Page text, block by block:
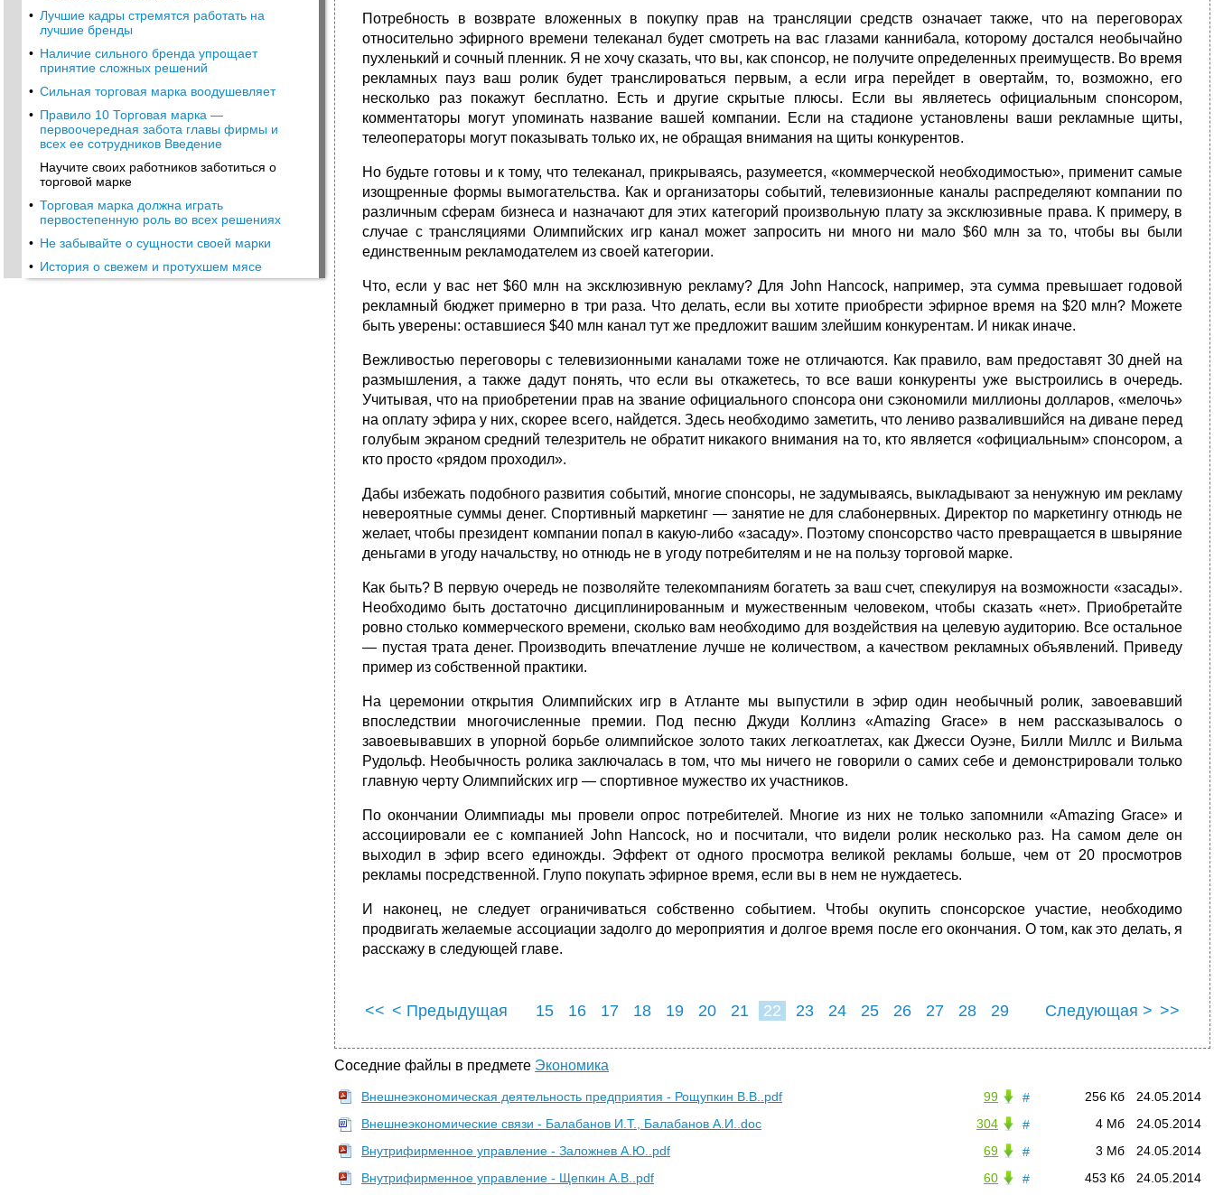
• Лучшие кадры стремятся работать на
лучшие бренды
• Наличие сильного бренда упрощает
принятие сложных решений
• Сильная торговая марка воодушевляет
• Правило 10 Торговая марка —
первоочередная забота главы фирмы и
всех ее сотрудников Введение
Научите своих работников заботиться о
торговой марке
• Торговая марка должна играть
первостепенную роль во всех решениях
• Не забывайте о сущности своей марки
• История о свежем и протухшем мясе
Потребность в возврате вложенных в покупку прав на трансляции средств означает также, что на переговорах
относительно эфирного времени телеканал будет смотреть на вас глазами каннибала, которому достался необычайно
пухленький и сочный пленник. Я не хочу сказать, что вы, как спонсор, не получите определенных преимуществ. Во время
рекламных пауз ваш ролик будет транслироваться первым, а если игра перейдет в овертайм, то, возможно, его
несколько раз покажут бесплатно. Есть и другие скрытые плюсы. Если вы являетесь официальным спонсором,
комментаторы могут упоминать название вашей компании. Если на стадионе установлены ваши рекламные щиты,
телеоператоры могут показывать только их, не обращая внимания на щиты конкурентов.
Но будьте готовы и к тому, что телеканал, прикрываясь, разумеется, «коммерческой необходимостью», применит самые
изощренные формы вымогательства. Как и организаторы событий, телевизионные каналы распределяют компании по
различным сферам бизнеса и назначают для этих категорий произвольную плату за эксклюзивные права. К примеру, в
случае с трансляциями Олимпийских игр канал может запросить ни много ни мало $60 млн за то, чтобы вы были
единственным рекламодателем из своей категории.
Что, если у вас нет $60 млн на эксклюзивную рекламу? Для John Hancock, например, эта сумма превышает годовой
рекламный бюджет примерно в три раза. Что делать, если вы хотите приобрести эфирное время на $20 млн? Можете
быть уверены: оставшиеся $40 млн канал тут же предложит вашим злейшим конкурентам. И никак иначе.
Вежливостью переговоры с телевизионными каналами тоже не отличаются. Как правило, вам предоставят 30 дней на
размышления, а также дадут понять, что если вы откажетесь, то все ваши конкуренты уже выстроились в очередь.
Учитывая, что на приобретении прав на звание официального спонсора они сэкономили миллионы долларов, «мелочь»
на оплату эфира у них, скорее всего, найдется. Здесь необходимо заметить, что лениво развалившийся на диване перед
голубым экраном средний телезритель не обратит никакого внимания на то, кто является «официальным» спонсором, а
кто просто «рядом проходил».
Дабы избежать подобного развития событий, многие спонсоры, не задумываясь, выкладывают за ненужную им рекламу
невероятные суммы денег. Спортивный маркетинг — занятие не для слабонервных. Директор по маркетингу отнюдь не
желает, чтобы президент компании попал в какую‑либо «засаду». Поэтому спонсорство часто превращается в швыряние
деньгами в угоду начальству, но отнюдь не в угоду потребителям и не на пользу торговой марке.
Как быть? В первую очередь не позволяйте телекомпаниям богатеть за ваш счет, спекулируя на возможности «засады».
Необходимо быть достаточно дисциплинированным и мужественным человеком, чтобы сказать «нет». Приобретайте
ровно столько коммерческого времени, сколько вам необходимо для воздействия на целевую аудиторию. Все остальное
— пустая трата денег. Производить впечатление лучше не количеством, а качеством рекламных объявлений. Приведу
пример из собственной практики.
На церемонии открытия Олимпийских игр в Атланте мы выпустили в эфир один необычный ролик, завоевавший
впоследствии многочисленные премии. Под песню Джуди Коллинз «Amazing Grace» в нем рассказывалось о
завоевывавших в упорной борьбе олимпийское золото таких легкоатлетах, как Джесси Оуэне, Билли Миллс и Вильма
Рудольф. Необычность ролика заключалась в том, что мы ничего не говорили о самих себе и демонстрировали только
главную черту Олимпийских игр — спортивное мужество их участников.
По окончании Олимпиады мы провели опрос потребителей. Многие из них не только запомнили «Amazing Grace» и
ассоциировали ее с компанией John Hancock, но и посчитали, что видели ролик несколько раз. На самом деле он
выходил в эфир всего единожды. Эффект от одного просмотра великой рекламы больше, чем от 20 просмотров
рекламы посредственной. Глупо покупать эфирное время, если вы в нем не нуждаетесь.
И наконец, не следует ограничиваться собственно событием. Чтобы окупить спонсорское участие, необходимо
продвигать желаемые ассоциации задолго до мероприятия и долгое время после его окончания. О том, как это делать, я
расскажу в следующей главе.
<< < Предыдущая 15 16 17 18 19 20 21 22 23 24 25 26 27 28
29
Следующая > >>
Соседние файлы в предмете Экономика
# 24.05.2014
256 Кб
99
Внешнеэкономическая деятельность предприятия - Рощупкин В.В..pdf
#
24.05.2014
4 Мб
304
Внешнеэкономические связи - Балабанов И.Т., Балабанов А.И..doc
#
24.05.2014
3 Мб
69
Внутрифирменное управление - Заложнев А.Ю..pdf
#
24.05.2014
453 Кб
60
Внутрифирменное управление - Щепкин А.В..pdf